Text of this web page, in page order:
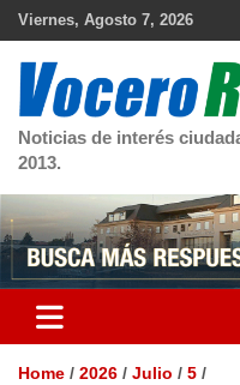
Skip
Viernes, Agosto 7, 2026
Noticias de interés
2013.
Home 2026 Julio
5